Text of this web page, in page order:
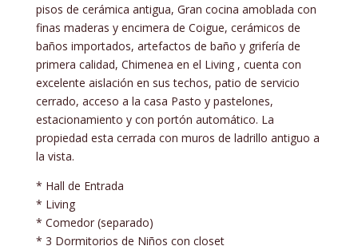
pisos de cerámica antigua, Gran cocina amoblada con
finas maderas y encimera de Coigue, cerámicos de
baños importados, artefactos de baño y grifería de
primera calidad, Chimenea en el Living , cuenta con
excelente aislación en sus techos, patio de servicio
cerrado, acceso a la casa Pasto y pastelones,
estacionamiento y con portón automático. La
propiedad esta cerrada con muros de ladrillo antiguo a
la vista.
* Hall de Entrada
* Living
* Comedor (separado)
* 3 Dormitorios de Niños con closet